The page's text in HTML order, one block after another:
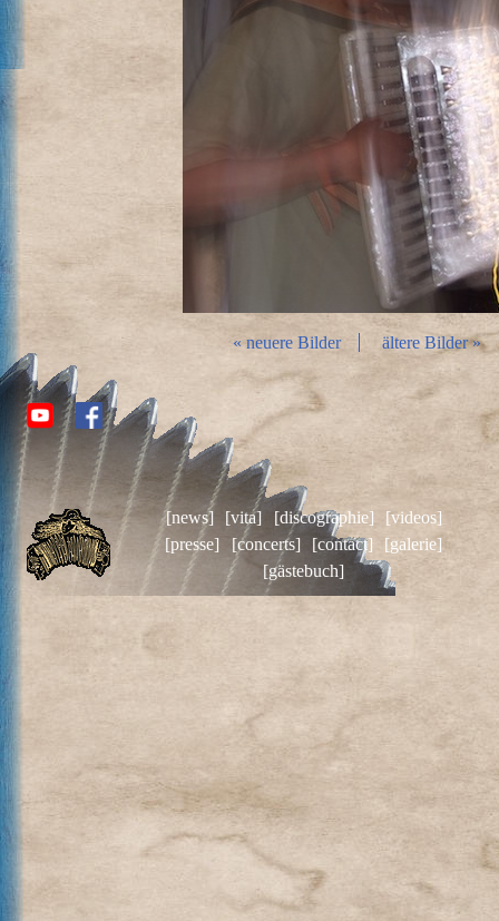
« neuere Bilder ältere Bilder »
[news] [vita] [discographie]
[videos]
[presse]
[concerts] [contact]
[galerie]
[gästebuch]